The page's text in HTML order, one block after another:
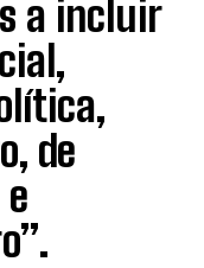
a incluir
de